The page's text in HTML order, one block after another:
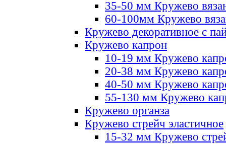
35-50 мм Кружево
60-100мм Кружево
Кружево декоративное с
Кружево капрон
10-19 мм Кружево
20-38 мм Кружево
40-50 мм Кружево
55-130 мм Кружево
Кружево органза
Кружево стрейч эластичное
15-32 мм Кружево